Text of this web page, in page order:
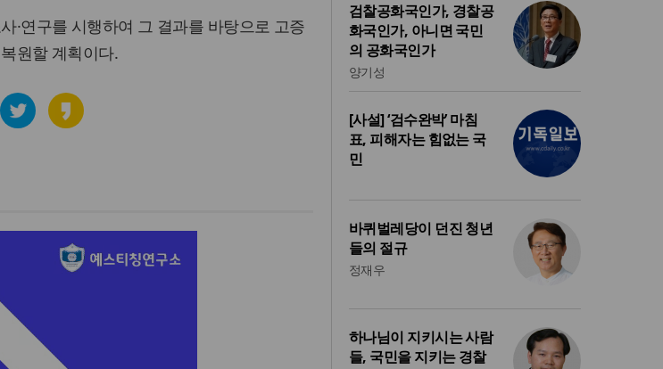
·연구를 시행하여 그 결과를 바탕으로 고증
원할 계획이다.
검찰공화국인가, 경찰공
화국인가, 아니면 국민
의 공화국인가
양기성
[사설] ‘검수완박’ 마침
표, 피해자는 힘없는 국
민
바퀴벌레당이 던진 청년
들의 절규
정재우
하나님이 지키시는 사람
들, 국민을 지키는 경찰